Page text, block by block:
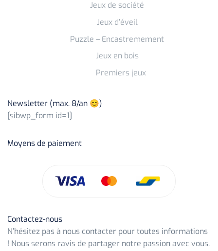
Jeux de société
Jeux d’éveil
Puzzle – Encastremement
Jeux en bois
Premiers jeux
Newsletter (max. 8/an 😊)
[sibwp_form id=1]
Moyens de paiement
Contactez-nous
N’hésitez pas à nous contacter pour toutes informations
! Nous serons ravis de partager notre passion avec vous.